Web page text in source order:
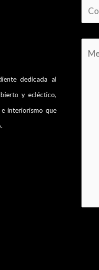
dedicada al
y ecléctico,
interiorismo que